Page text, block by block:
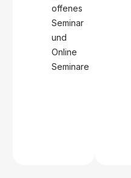
offenes
Seminar
und
Online
Seminare